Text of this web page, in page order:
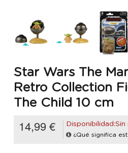
Star Wars The
Retro Collection
The Child 10 cm
14,99 €
¿Qué significa